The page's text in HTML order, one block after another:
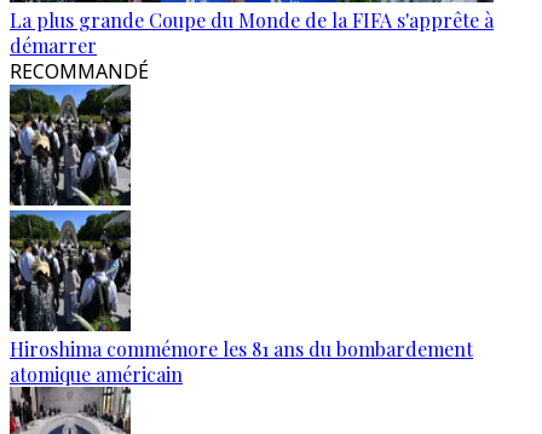
La plus grande Coupe du Monde de la FIFA s'apprête à
démarrer
RECOMMANDÉ
Hiroshima commémore les 81 ans du bombardement
atomique américain